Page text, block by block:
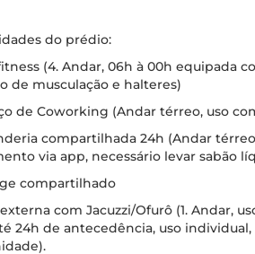
do prédio:
(4. Andar, 06h à 00h equipada
de musculação e halteres)
de Coworking (Andar térreo, uso
compartilhada 24h (Andar
via app, necessário levar sabão
compartilhado
com Jacuzzi/Ofurô (1. Andar,
24h de antecedência, uso